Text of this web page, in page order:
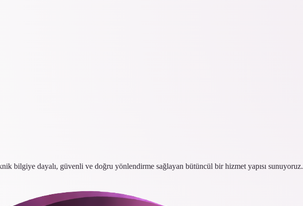
bilgiye dayalı, güvenli ve doğru yönlendirme sağlayan bütüncül bir hizmet yapısı sunuyoruz.